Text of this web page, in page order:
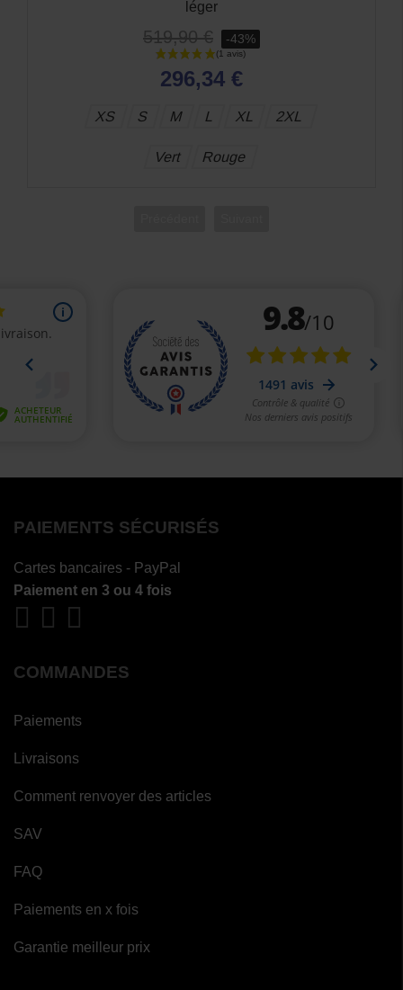
Solid
399,90 € -40%
239,94 €
XS 2XL
PAIEMENTS SÉCURISÉS
Cartes bancaires - PayPal
Paiement en 3 ou 4 fois
COMMANDES
Paiements
Livraisons
Comment renvoyer des articles
SAV
FAQ
Paiements en x fois
Garantie meilleur prix